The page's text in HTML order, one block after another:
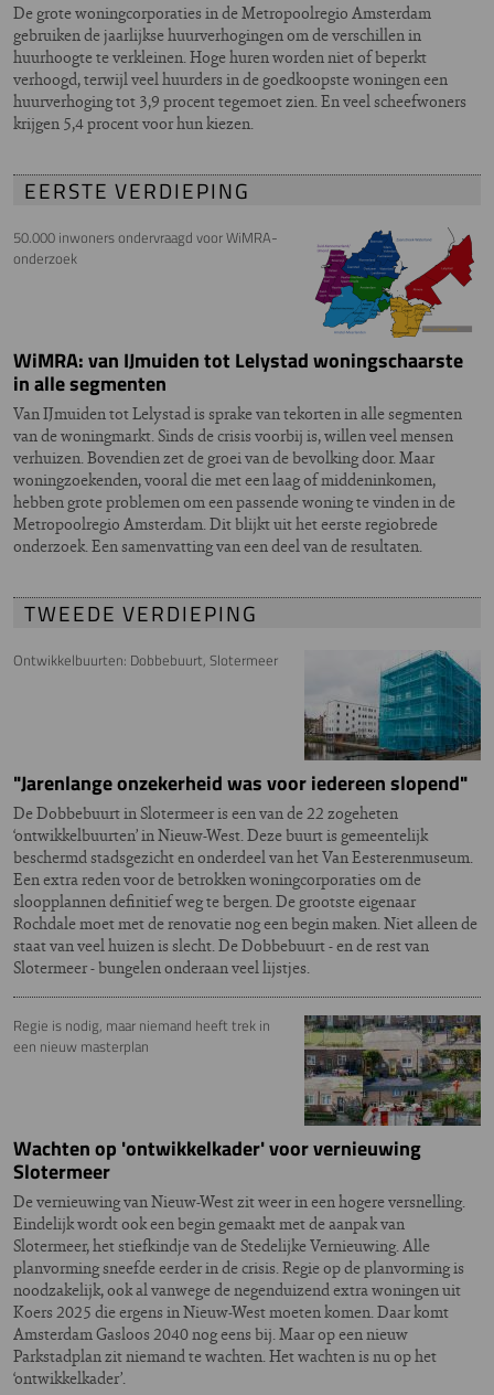
De grote woningcorporaties in de Metropoolregio Amsterdam
gebruiken de jaarlijkse huurverhogingen om de verschillen in
huurhoogte te verkleinen. Hoge huren worden niet of beperkt
verhoogd, terwijl veel huurders in de goedkoopste woningen een
huurverhoging tot 3,9 procent tegemoet zien. En veel scheefwoners
krijgen 5,4 procent voor hun kiezen.
EERSTE VERDIEPING
50.000 inwoners ondervraagd voor WiMRA-
onderzoek
WiMRA: van IJmuiden tot Lelystad woningschaarste
in alle segmenten
Van IJmuiden tot Lelystad is sprake van tekorten in alle segmenten
van de woningmarkt. Sinds de crisis voorbij is, willen veel mensen
verhuizen. Bovendien zet de groei van de bevolking door. Maar
woningzoekenden, vooral die met een laag of middeninkomen,
hebben grote problemen om een passende woning te vinden in de
Metropoolregio Amsterdam. Dit blijkt uit het eerste regiobrede
onderzoek. Een samenvatting van een deel van de resultaten.
TWEEDE VERDIEPING
Ontwikkelbuurten: Dobbebuurt, Slotermeer
"Jarenlange onzekerheid was voor iedereen slopend"
De Dobbebuurt in Slotermeer is een van de 22 zogeheten
‘ontwikkelbuurten’ in Nieuw-West. Deze buurt is gemeentelijk
beschermd stadsgezicht en onderdeel van het Van Eesterenmuseum.
Een extra reden voor de betrokken woningcorporaties om de
sloopplannen definitief weg te bergen. De grootste eigenaar
Rochdale moet met de renovatie nog een begin maken. Niet alleen de
staat van veel huizen is slecht. De Dobbebuurt - en de rest van
Slotermeer - bungelen onderaan veel lijstjes.
Regie is nodig, maar niemand heeft trek in
een nieuw masterplan
Wachten op 'ontwikkelkader' voor vernieuwing
Slotermeer
De vernieuwing van Nieuw-West zit weer in een hogere versnelling.
Eindelijk wordt ook een begin gemaakt met de aanpak van
Slotermeer, het stiefkindje van de Stedelijke Vernieuwing. Alle
planvorming sneefde eerder in de crisis. Regie op de planvorming is
noodzakelijk, ook al vanwege de negenduizend extra woningen uit
Koers 2025 die ergens in Nieuw-West moeten komen. Daar komt
Amsterdam Gasloos 2040 nog eens bij. Maar op een nieuw
Parkstadplan zit niemand te wachten. Het wachten is nu op het
‘ontwikkelkader’.